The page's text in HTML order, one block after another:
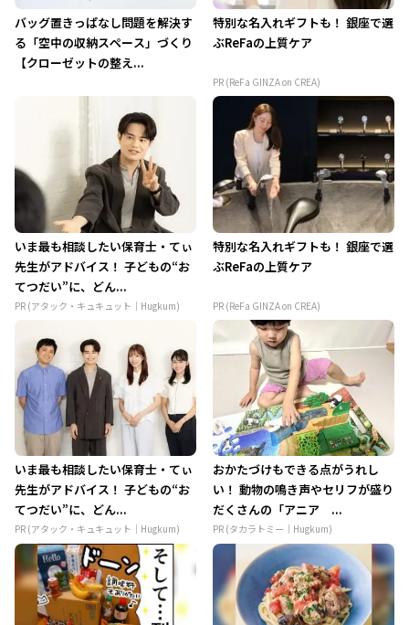
バッグ置きっぱなし問題を解決す
る「空中の収納スペース」づくり
【クローゼットの整え...
特別な名入れギフトも！ 銀座で選
ぶReFaの上質ケア
PR (ReFa GINZA on CREA)
いま最も相談したい保育士・てぃ
先生がアドバイス！ 子どもの“お
てつだい”に、どん...
PR (アタック・キュキュット｜Hugkum)
特別な名入れギフトも！ 銀座で選
ぶReFaの上質ケア
PR (ReFa GINZA on CREA)
いま最も相談したい保育士・てぃ
先生がアドバイス！ 子どもの“お
てつだい”に、どん...
PR (アタック・キュキュット｜Hugkum)
おかたづけもできる点がうれし
い！ 動物の鳴き声やセリフが盛り
だくさんの「アニア ...
PR (タカラトミー｜Hugkum)